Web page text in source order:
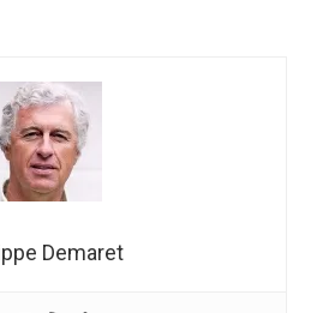
Demaret